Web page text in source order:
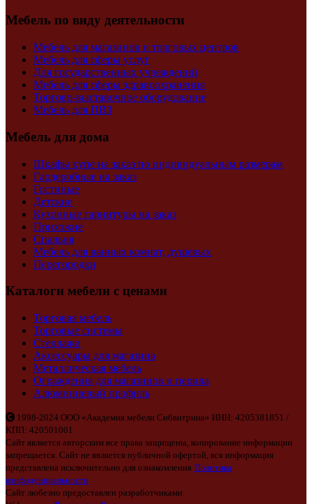
Мебель по виду деятельности
Мебель для магазинов и торговых центров
Мебель для сферы услуг
Для государственных учреждений
Мебель для сферы здравоохранения
Торгово-выставочное оборудование
Мебель для ПВЗ
Мебель для дома
Шкафы купе на заказ по индивидуальным размерам
Гардеробные на заказ
Гостиные
Детские
Кухонные гарнитуры на заказ
Прихожие
Спальня
Мебель для ванных комнат, душевых
Перегородки
Каталоги мебели с ценами
Торговая мебель
Торговые системы
Стеллажи
Аксессуары для магазина
Металлическая мебель
Ограждения для магазинов и перила
Алюминиевый профиль
1998-2024 ООО «Академия мебели Сибвитрина» ИНН: 4205381851 /
КПП: 420501001
Сайт является авторским все права защищены, копирование информации
запрещается. Сайт не является публичной офертой, вся информация
представлена исключительно для ознакомления Политика
конфиденциальности
Сайт любезно предоставлен разработчиками